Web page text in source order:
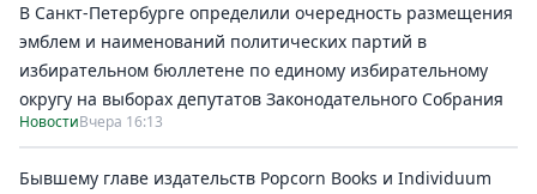
В Санкт-Петербурге определили очередность размещения
эмблем и наименований политических партий в
избирательном бюллетене по единому избирательному
округу на выборах депутатов Законодательного Собрания
НовостиВчера 16:13
Бывшему главе издательств Popcorn Books и Individuum